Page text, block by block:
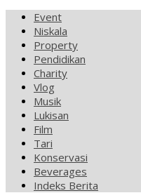
Event
Niskala
Property
Pendidikan
Charity
Vlog
Musik
Lukisan
Film
Tari
Konservasi
Beverages
Indeks Berita